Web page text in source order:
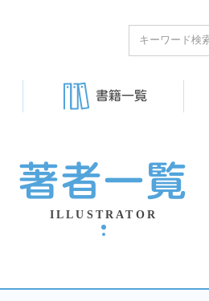
書籍一覧
著者一覧
ILLUSTRATOR